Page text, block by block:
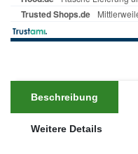
Beschreibung
Weitere Details